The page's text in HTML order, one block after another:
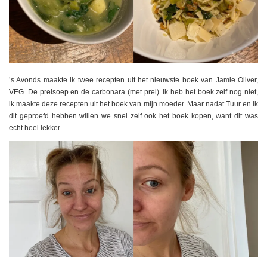
’s Avonds maakte ik twee recepten uit het nieuwste boek van Jamie Oliver,
VEG. De preisoep en de carbonara (met prei). Ik heb het boek zelf nog niet,
ik maakte deze recepten uit het boek van mijn moeder. Maar nadat Tuur en ik
dit geproefd hebben willen we snel zelf ook het boek kopen, want dit was
echt heel lekker.